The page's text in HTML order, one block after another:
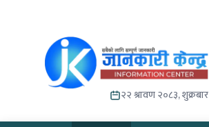
२२ श्रावण २०८३, शुक्रबार